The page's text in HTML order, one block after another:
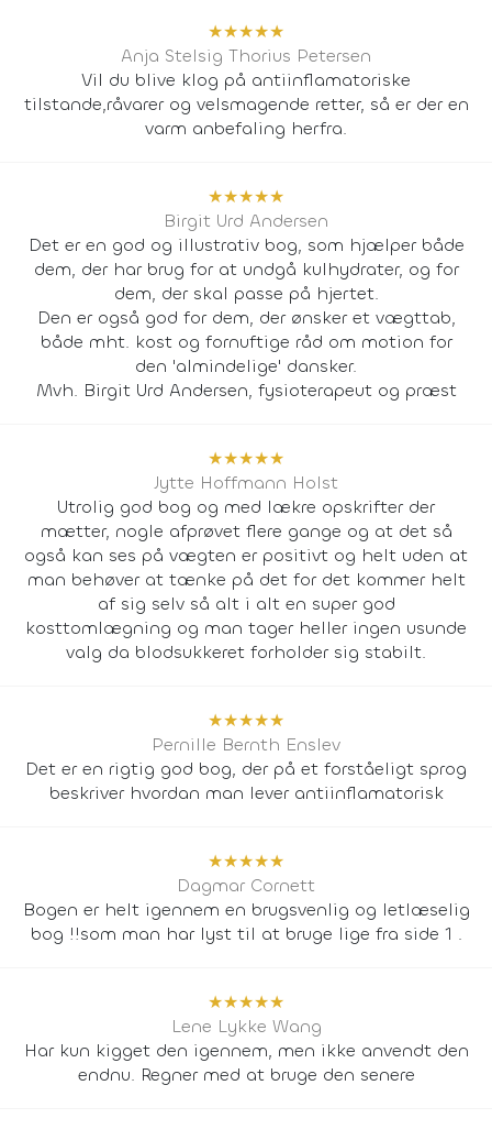
★★★★★
Anja Stelsig Thorius Petersen
Vil du blive klog på antiinflamatoriske
tilstande,råvarer og velsmagende retter, så er der en
varm anbefaling herfra.
★★★★★
Birgit Urd Andersen
Det er en god og illustrativ bog, som hjælper både
dem, der har brug for at undgå kulhydrater, og for
dem, der skal passe på hjertet.
Den er også god for dem, der ønsker et vægttab,
både mht. kost og fornuftige råd om motion for
den 'almindelige' dansker.
Mvh. Birgit Urd Andersen, fysioterapeut og præst
★★★★★
Jytte Hoffmann Holst
Utrolig god bog og med lækre opskrifter der
mætter, nogle afprøvet flere gange og at det så
også kan ses på vægten er positivt og helt uden at
man behøver at tænke på det for det kommer helt
af sig selv så alt i alt en super god
kosttomlægning og man tager heller ingen usunde
valg da blodsukkeret forholder sig stabilt.
★★★★★
Pernille Bernth Enslev
Det er en rigtig god bog, der på et forståeligt sprog
beskriver hvordan man lever antiinflamatorisk
★★★★★
Dagmar Cornett
Bogen er helt igennem en brugsvenlig og letlæselig
bog !!som man har lyst til at bruge lige fra side 1 .
★★★★★
Lene Lykke Wang
Har kun kigget den igennem, men ikke anvendt den
endnu. Regner med at bruge den senere